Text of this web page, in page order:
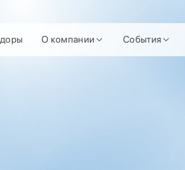
О компании События